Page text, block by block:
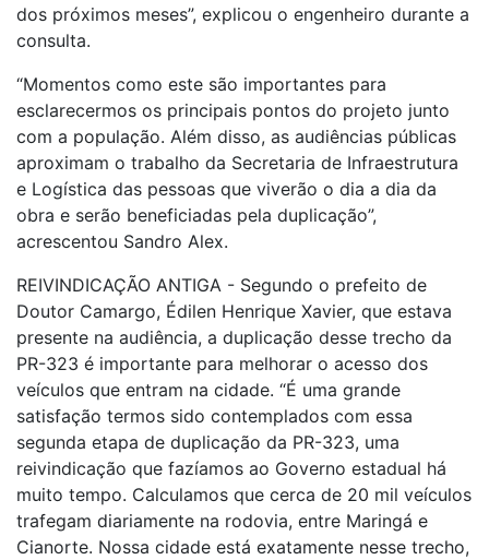
dos próximos meses”, explicou o engenheiro durante a
consulta.
“Momentos como este são importantes para
esclarecermos os principais pontos do projeto junto
com a população. Além disso, as audiências públicas
aproximam o trabalho da Secretaria de Infraestrutura
e Logística das pessoas que viverão o dia a dia da
obra e serão beneficiadas pela duplicação”,
acrescentou Sandro Alex.
REIVINDICAÇÃO ANTIGA - Segundo o prefeito de
Doutor Camargo, Édilen Henrique Xavier, que estava
presente na audiência, a duplicação desse trecho da
PR-323 é importante para melhorar o acesso dos
veículos que entram na cidade. “É uma grande
satisfação termos sido contemplados com essa
segunda etapa de duplicação da PR-323, uma
reivindicação que fazíamos ao Governo estadual há
muito tempo. Calculamos que cerca de 20 mil veículos
trafegam diariamente na rodovia, entre Maringá e
Cianorte. Nossa cidade está exatamente nesse trecho,